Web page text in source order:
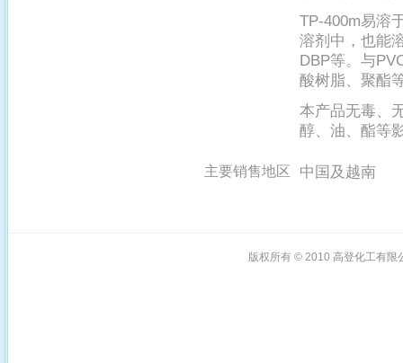
TP-400m易溶
溶剂中，也能
DBP等。与
酸树脂、聚酯
本产品无毒、
醇、油、酯等
主要销售地区 中国及越南
版权所有 © 2010 高登化工有限